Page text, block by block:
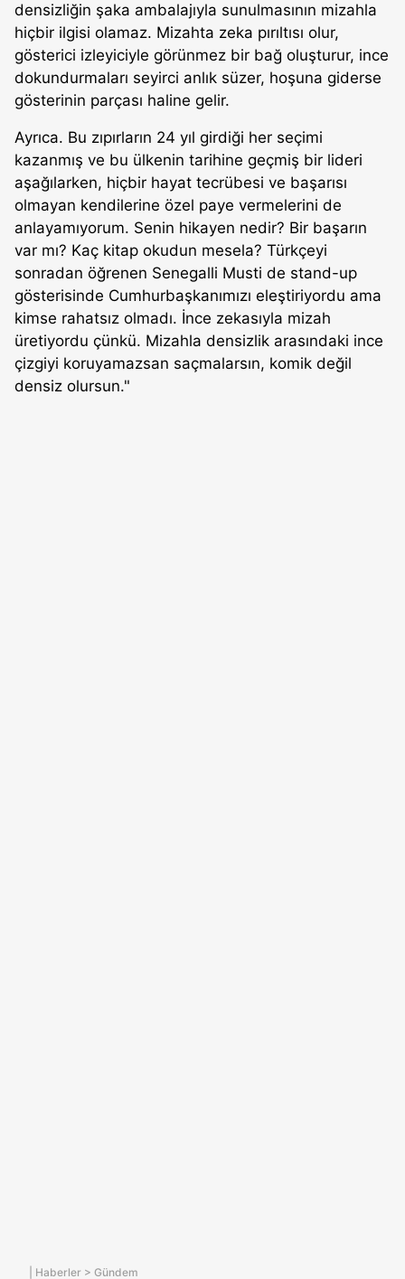
densizliğin şaka ambalajıyla sunulmasının mizahla
hiçbir ilgisi olamaz. Mizahta zeka pırıltısı olur,
gösterici izleyiciyle görünmez bir bağ oluşturur, ince
dokundurmaları seyirci anlık süzer, hoşuna giderse
gösterinin parçası haline gelir.
Ayrıca. Bu zıpırların 24 yıl girdiği her seçimi
kazanmış ve bu ülkenin tarihine geçmiş bir lideri
aşağılarken, hiçbir hayat tecrübesi ve başarısı
olmayan kendilerine özel paye vermelerini de
anlayamıyorum. Senin hikayen nedir? Bir başarın
var mı? Kaç kitap okudun mesela? Türkçeyi
sonradan öğrenen Senegalli Musti de stand-up
gösterisinde Cumhurbaşkanımızı eleştiriyordu ama
kimse rahatsız olmadı. İnce zekasıyla mizah
üretiyordu çünkü. Mizahla densizlik arasındaki ince
çizgiyi koruyamazsan saçmalarsın, komik değil
densiz olursun."
Haberler > Gündem